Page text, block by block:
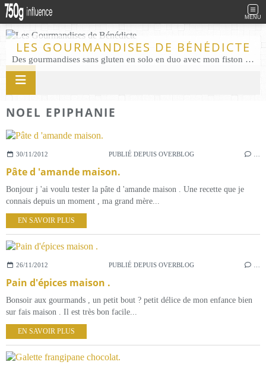
MENU
LES GOURMANDISES DE BÉNÉDICTE
Des gourmandises sans gluten en solo en duo avec mon fiston . Salé comme Sucré sans gluten éco responsable Les Gourmandises de Bénédicte gâteau produits locaux
NOEL EPIPHANIE
30/11/2012 PUBLIÉ DEPUIS OVERBLOG
Pâte d 'amande maison.
Bonjour j 'ai voulu tester la pâte d 'amande maison . Une recette que je
connais depuis un moment , ma grand mère...
EN SAVOIR PLUS
26/11/2012 PUBLIÉ DEPUIS OVERBLOG
Pain d'épices maison .
Bonsoir aux gourmands , un petit bout ? petit délice de mon enfance bien
sur fais maison . Il est très bon facile...
EN SAVOIR PLUS